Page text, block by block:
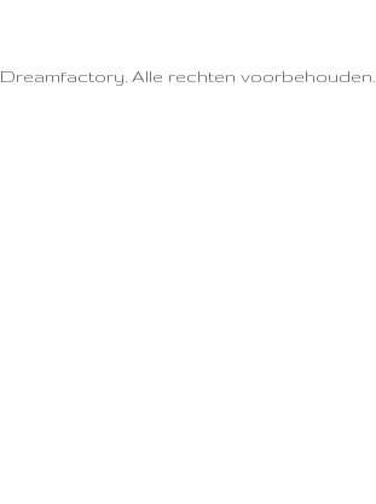
Alle rechten voorbehouden.